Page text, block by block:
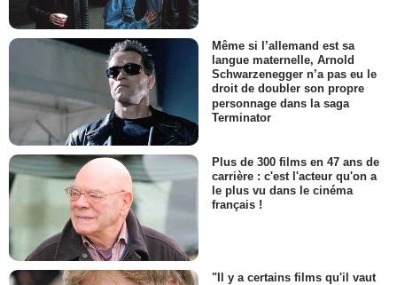
Même si l’allemand est sa
langue maternelle, Arnold
Schwarzenegger n’a pas eu le
droit de doubler son propre
personnage dans la saga
Terminator
Plus de 300 films en 47 ans de
carrière : c'est l'acteur qu'on a
le plus vu dans le cinéma
français !
"Il y a certains films qu'il vaut